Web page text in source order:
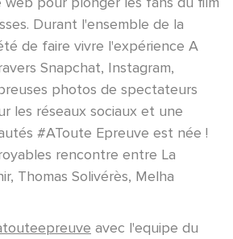
Durant l'ensemble de la
de faire vivre l'expérience A
Snapchat, Instagram,
photos de spectateurs
les réseaux sociaux et une
#AToute Epreuve est née !
rencontre entre La
Thomas Solivérès, Melha
avec l'equipe du